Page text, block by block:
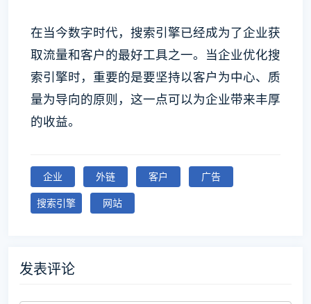
在当今数字时代，搜索引擎已经成为了企业获
取流量和客户的最好工具之一。当企业优化搜
索引擎时，重要的是要坚持以客户为中心、质
量为导向的原则，这一点可以为企业带来丰厚
的收益。
企业 外链 客户
广告
搜索引擎
网站
发表评论